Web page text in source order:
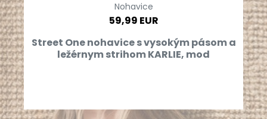
Nohavice
59,99 EUR
Street One nohavice s vysokým pásom a
ležérnym strihom KARLIE, mod